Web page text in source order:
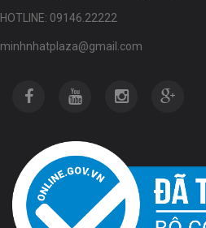
HOTLINE: 09146.22222
minhnhatplaza@gmail.com